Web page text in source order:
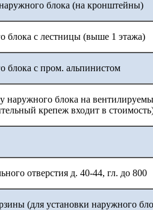
блока (на кронштейны)
блока с лестницы (выше 1 этажа)
блока с пром. альпинистом
наружного блока на
крепеж входит в
отверстия д. 40-44, гл. до 800
(для установки наружного